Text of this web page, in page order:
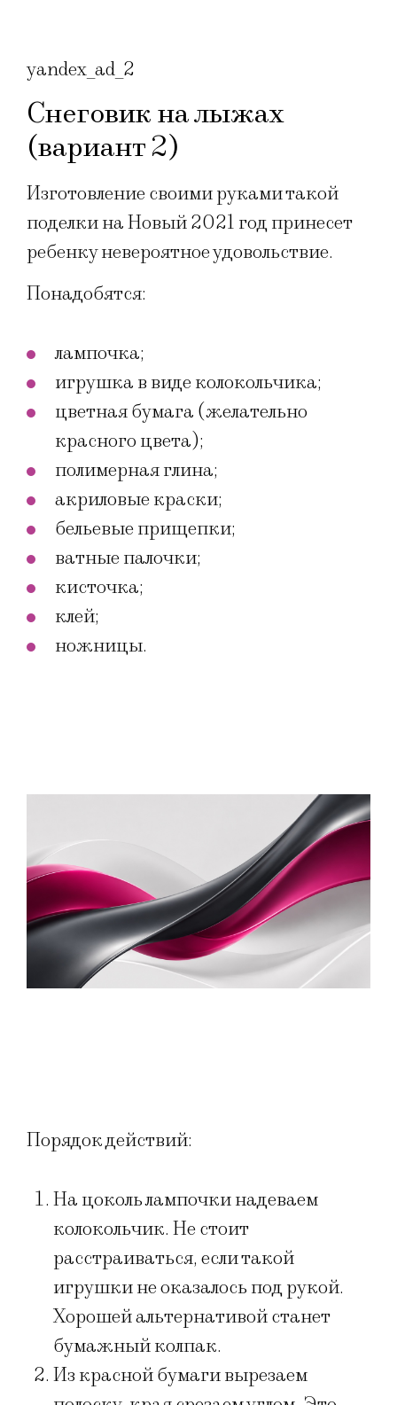
yandex_ad_2
Снеговик на лыжах
(вариант 2)
Изготовление своими руками такой
поделки на Новый 2021 год принесет
ребенку невероятное удовольствие.
Понадобятся:
лампочка;
игрушка в виде колокольчика;
цветная бумага (желательно
красного цвета);
полимерная глина;
акриловые краски;
бельевые прищепки;
ватные палочки;
кисточка;
клей;
ножницы.
Порядок действий:
На цоколь лампочки надеваем
колокольчик. Не стоит
расстраиваться, если такой
игрушки не оказалось под рукой.
Хорошей альтернативой станет
бумажный колпак.
Из красной бумаги вырезаем